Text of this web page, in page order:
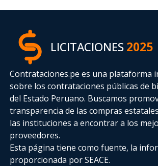
LICITACIONES2025
Contrataciones.pe es una plataforma
sobre los contrataciones públicas de
del Estado Peruano. Buscamos
transparencia de las compras
las instituciones a encontrar a los
proveedores.
Esta página tiene como fuente, la
proporcionada por SEACE.